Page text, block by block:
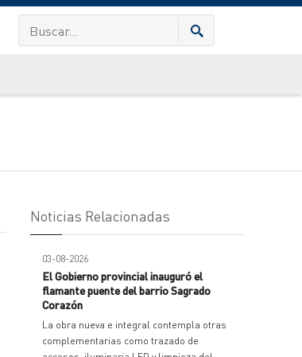
Noticias Relacionadas
03-08-2026
El Gobierno provincial inauguró el
flamante puente del barrio Sagrado
Corazón
La obra nueva e integral contempla otras
complementarias como trazado de